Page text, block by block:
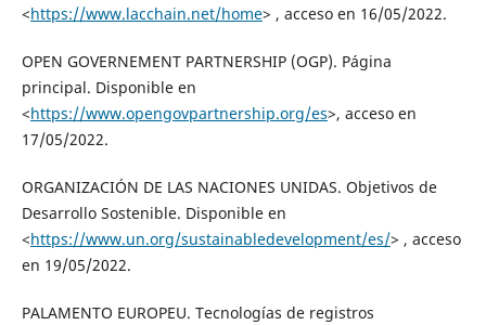
<https://www.lacchain.net/home> , acceso en 16/05/2022.
OPEN GOVERNEMENT PARTNERSHIP (OGP). Página
principal. Disponible en
<https://www.opengovpartnership.org/es>, acceso en
17/05/2022.
ORGANIZACIÓN DE LAS NACIONES UNIDAS. Objetivos de
Desarrollo Sostenible. Disponible en
<https://www.un.org/sustainabledevelopment/es/> , acceso
en 19/05/2022.
PALAMENTO EUROPEU. Tecnologías de registros